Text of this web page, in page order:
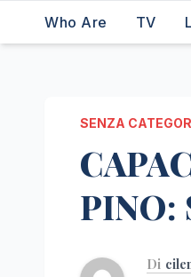
Who Are TV
SENZA
PINO:
Di